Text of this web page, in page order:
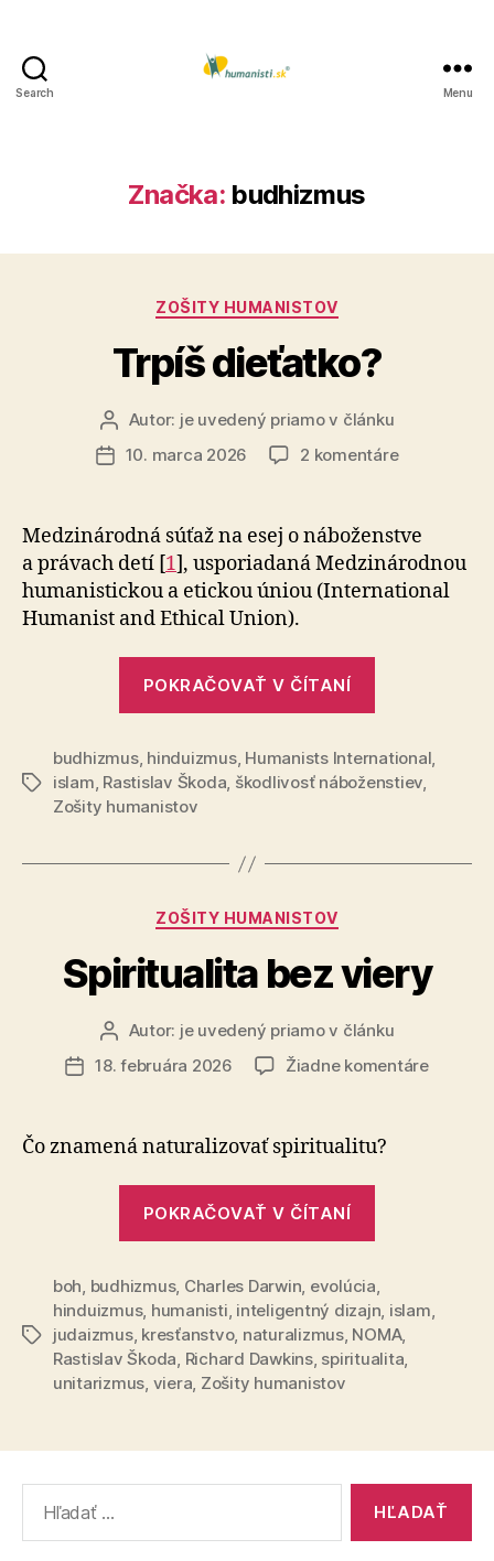
Search Menu
Značka: budhizmus
Kategórie
ZOŠITY HUMANISTOV
Trpíš dieťatko?
Autor
článku
Autor: je uvedený priamo v článku
Dátum
10. marca 2026 2 komentárena
Medzinárodná súťaž na esej o náboženstve
a právach detí [1], usporiadaná Medzinárodnou
humanistickou a etickou úniou (International
Humanist and Ethical Union).
POKRAČOVAŤ V ČÍTANÍ
Značky
budhizmus, hinduizmus, Humanists International,
islam, Rastislav Škoda, škodlivosť náboženstiev,
Zošity humanistov
Kategórie
ZOŠITY HUMANISTOV
Spiritualita bez viery
Autor
článku
Autor: je uvedený priamo v článku
Dátum
18. februára 2026 Žiadne komentárena
Čo znamená naturalizovať spiritualitu?
POKRAČOVAŤ V ČÍTANÍ
Značky
boh, budhizmus, Charles Darwin, evolúcia,
hinduizmus, humanisti, inteligentný dizajn, islam,
judaizmus, kresťanstvo, naturalizmus, NOMA,
Rastislav Škoda, Richard Dawkins, spiritualita,
unitarizmus, viera, Zošity humanistov